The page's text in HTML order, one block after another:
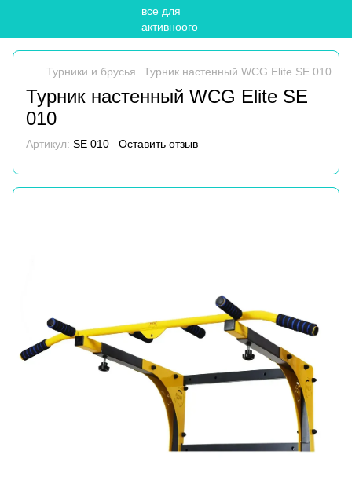
Турники и брусья Турник настенный WCG Elite SE 010
Турник настенный WCG Elite SE
010
Артикул: SE 010 Оставить отзыв